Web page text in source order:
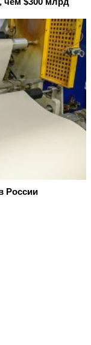
России